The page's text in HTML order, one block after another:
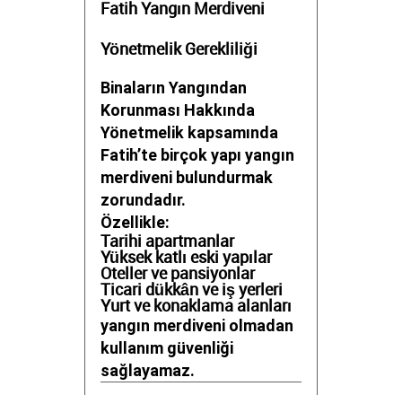
Fatih Yangın Merdiveni
Yönetmelik Gerekliliği
Binaların Yangından
Korunması Hakkında
Yönetmelik kapsamında
Fatih’te birçok yapı yangın
merdiveni bulundurmak
zorundadır.
Özellikle:
Tarihi apartmanlar
Yüksek katlı eski yapılar
Oteller ve pansiyonlar
Ticari dükkân ve iş yerleri
Yurt ve konaklama alanları
yangın merdiveni olmadan
kullanım güvenliği
sağlayamaz.